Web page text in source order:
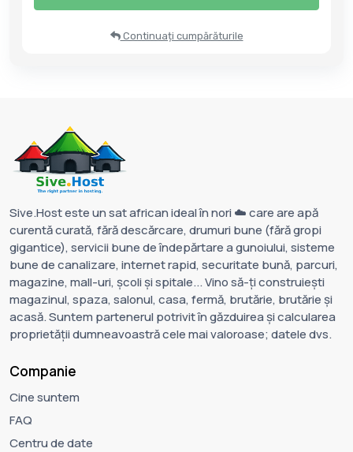
Continuați cumpărăturile
Sive.Host este un sat african ideal în nori ☁️ care are apă
curentă curată, fără descărcare, drumuri bune (fără gropi
gigantice), servicii bune de îndepărtare a gunoiului, sisteme
bune de canalizare, internet rapid, securitate bună, parcuri,
magazine, mall-uri, școli și spitale... Vino să-ți construiești
magazinul, spaza, salonul, casa, fermă, brutărie, brutărie și
acasă. Suntem partenerul potrivit în găzduirea și calcularea
proprietății dumneavoastră cele mai valoroase; datele dvs.
Companie
Cine suntem
FAQ
Centru de date